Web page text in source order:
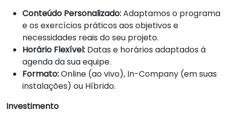
Conteúdo Personalizado:Adaptamos o programa
e os exercícios práticos aos objetivos e
necessidades reais do seu projeto.
Horário Flexível: Datas e horários adaptados à
agenda da sua equipe.
Formato:Online (ao vivo), In-Company (em suas
instalações) ou Híbrido.
Investimento